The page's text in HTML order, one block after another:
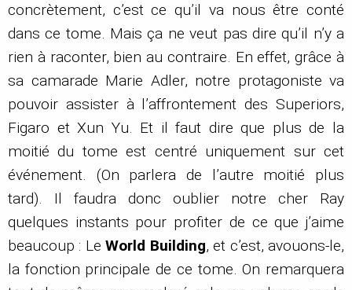
concrètement, c’est ce qu’il va nous être conté
dans ce tome. Mais ça ne veut pas dire qu’il n’y a
rien à raconter, bien au contraire. En effet, grâce à
sa camarade Marie Adler, notre protagoniste va
pouvoir assister à l’affrontement des Superiors,
Figaro et Xun Yu. Et il faut dire que plus de la
moitié du tome est centré uniquement sur cet
événement. (On parlera de l’autre moitié plus
tard). Il faudra donc oublier notre cher Ray
quelques instants pour profiter de ce que j’aime
beaucoup : LeWorld Building, et c’est, avouons-le,
la fonction principale de ce tome. On remarquera